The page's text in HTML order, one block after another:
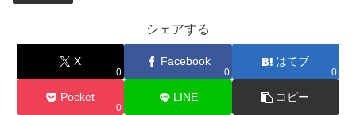
シェアする
X
0
Facebook
0
はてブ
0
Pocket
0
LINE コピー